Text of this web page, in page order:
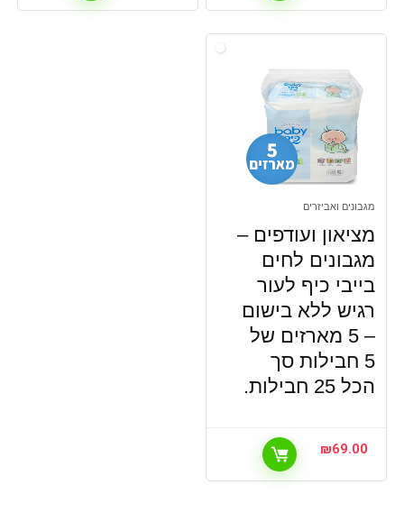
מגבונים ואביזרים
מציאון ועודפים –
מגבונים לחים
בייבי כיף לעור
רגיש ללא בישום
– 5 מארזים של
5 חבילות סך
הכל 25 חבילות.
₪69.00